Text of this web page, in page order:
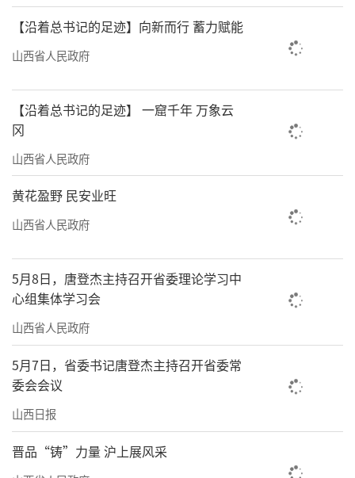
洪洞大槐树景区同样通过文旅融合走出了
产业发展新路。近年来，景区积极拓展文旅演
斗》《家国情槐》《苏三路过大槐树》等10多
项极具地域特色的表演，为游客带来别样文化
体验，提升景区知名度和美誉度，助力当
地“旅游+多产业”高质量融合发展。
山西大学教授、省政府旅游咨询专家张世
展，实现观光游向文化体验游升级，让文旅服
务遍布街头巷尾，契合当地旅游发展需求。
业态融合：
打造特色品牌，释放产业活力
今年“五一”假期，永济市牛魔王逍遥谷
景区凭借“神话IP+沉浸演艺”创新模式再次火
爆出圈，其推出的沉浸式西游演艺、潮流音乐
【沿着总书记的足迹】向新而行 蓄力赋能
山西省人民政府
【沿着总书记的足迹】 一窟千年 万象云
冈
山西省人民政府
黄花盈野 民安业旺
山西省人民政府
5月8日，唐登杰主持召开省委理论学习中
心组集体学习会
山西省人民政府
5月7日，省委书记唐登杰主持召开省委常
委会会议
山西日报
晋品“铸”力量 沪上展风采